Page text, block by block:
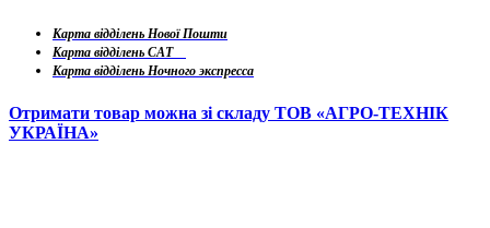
Карта відділень Нової Пошти
Карта відділень САТ
Карта відділень Ночного экспресса
Отримати товар можна зі складу ТОВ «АГРО-ТЕХНІК
УКРАЇНА»